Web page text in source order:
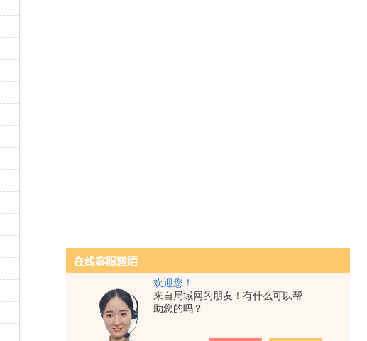
欢迎您！
来自局域网的朋友！有什么可以帮
助您的吗？